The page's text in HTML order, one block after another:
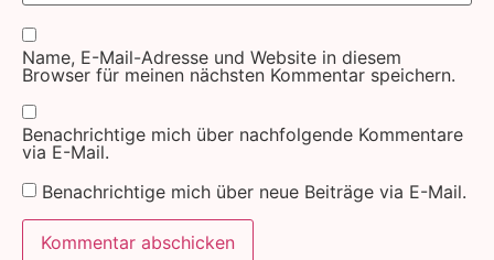
Name, E-Mail-Adresse und Website in diesem
Browser für meinen nächsten Kommentar speichern.
Benachrichtige mich über nachfolgende Kommentare
via E-Mail.
Benachrichtige mich über neue Beiträge via E-Mail.